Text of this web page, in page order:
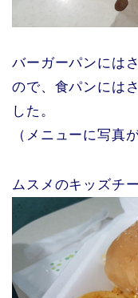
バーガーパンには
ので、食パンには
した。
（メニューに写真
ムスメのキッズチー